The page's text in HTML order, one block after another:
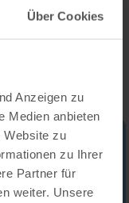
Über Cookies
Anzeigen zu
Medien anbieten
Website zu
zu Ihrer
Partner für
weiter. Unsere